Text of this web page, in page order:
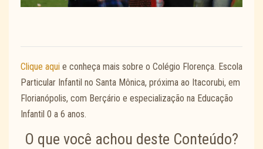
Clique aqui e conheça mais sobre o Colégio Florença. Escola
Particular Infantil no Santa Mônica, próxima ao Itacorubi, em
Florianópolis, com Berçário e especialização na Educação
Infantil 0 a 6 anos.
O que você achou deste Conteúdo?